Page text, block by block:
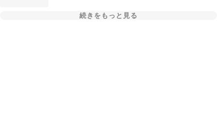
続きをもっと見る